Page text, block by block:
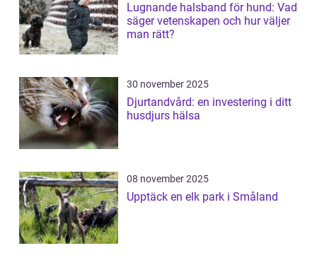
Lugnande halsband för hund: Vad
säger vetenskapen och hur väljer
man rätt?
30 november 2025
Djurtandvård: en investering i ditt
husdjurs hälsa
08 november 2025
Upptäck en elk park i Småland